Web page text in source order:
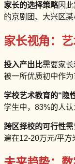
家长的选择策略因此
的京剧团、大兴区
家长视角：
投入产出比需要家
被一所优质初中作
学校艺术教育的“隐
学生中，83%的人
跨区择校的可行性
遍在12-20万元/平方